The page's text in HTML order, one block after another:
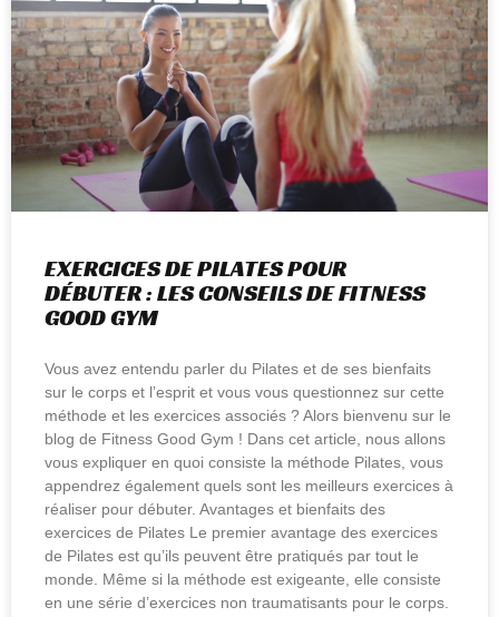
EXERCICES DE PILATES POUR
DÉBUTER : LES CONSEILS DE FITNESS
GOOD GYM
Vous avez entendu parler du Pilates et de ses bienfaits
sur le corps et l’esprit et vous vous questionnez sur cette
méthode et les exercices associés ? Alors bienvenu sur le
blog de Fitness Good Gym ! Dans cet article, nous allons
vous expliquer en quoi consiste la méthode Pilates, vous
appendrez également quels sont les meilleurs exercices à
réaliser pour débuter. Avantages et bienfaits des
exercices de Pilates Le premier avantage des exercices
de Pilates est qu’ils peuvent être pratiqués par tout le
monde. Même si la méthode est exigeante, elle consiste
en une série d’exercices non traumatisants pour le corps.